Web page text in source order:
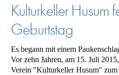
Kulturkeller Husum
Geburtstag
Es begann mit einem
Vor zehn Jahren, am 15. Juli
Verein "Kulturkeller Husum"